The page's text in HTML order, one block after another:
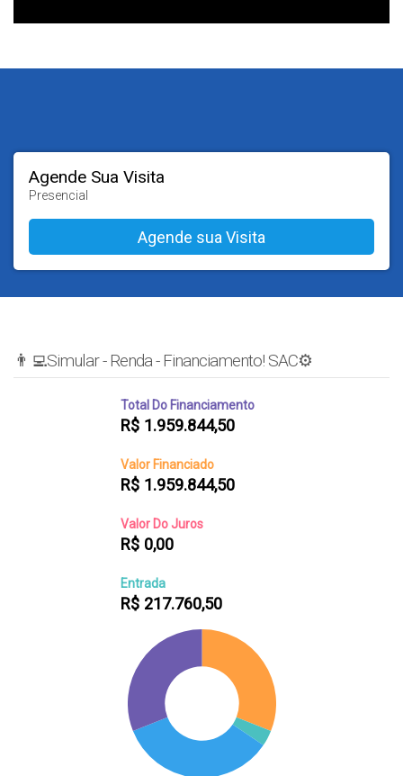
Agende Sua Visita
Presencial
👨‍💻Simular - Renda - Financiamento! SAC⚙️
Total Do Financiamento
R$ 1.959.844,50
Valor Financiado
R$ 1.959.844,50
Valor Do Juros
R$ 0,00
Entrada
R$ 217.760,50